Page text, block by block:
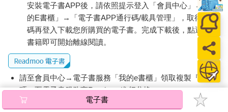
安裝電子書APP後，請依照提示登入「會員中心」→「我
的E書櫃」→「電子書APP通行碼/載具管理」，取得通行
碼再登入下載您所購買的電子書。完成下載後，點選任一
書籍即可開始離線閱讀。
請至會員中心→電子書服務「我的e書櫃」領取複製『兌換
碼』至電子書服務商Readmoo進行兌換。
退換貨須知：
電子書